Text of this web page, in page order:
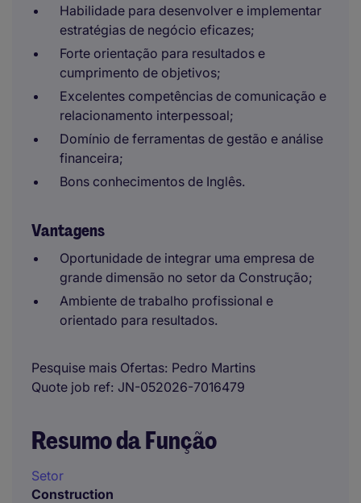
Habilidade para desenvolver e implementar
estratégias de negócio eficazes;
Forte orientação para resultados e
cumprimento de objetivos;
Excelentes competências de comunicação e
relacionamento interpessoal;
Domínio de ferramentas de gestão e análise
financeira;
Bons conhecimentos de Inglês.
Vantagens
Oportunidade de integrar uma empresa de
grande dimensão no setor da Construção;
Ambiente de trabalho profissional e
orientado para resultados.
Pesquise mais Ofertas Pedro Martins
Quote job ref JN-052026-7016479
Resumo da Função
Setor
Construction